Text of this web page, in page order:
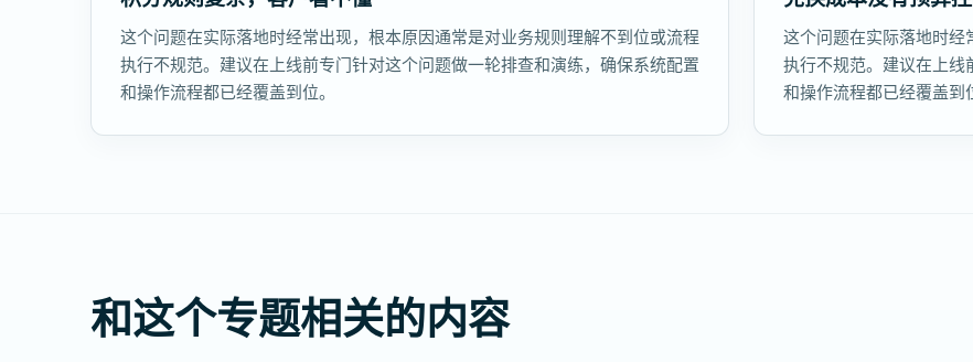
这个问题在实际落地时经常出现，根本原因通常是对业务规则理解不到位或流程
执行不规范。建议在上线前专门针对这个问题做一轮排查和演练，确保系统配置
和操作流程都已经覆盖到位。
这个问题在实际落地时经
执行不规范。建议在上线
和操作流程都已经覆盖到
和这个专题相关的内容